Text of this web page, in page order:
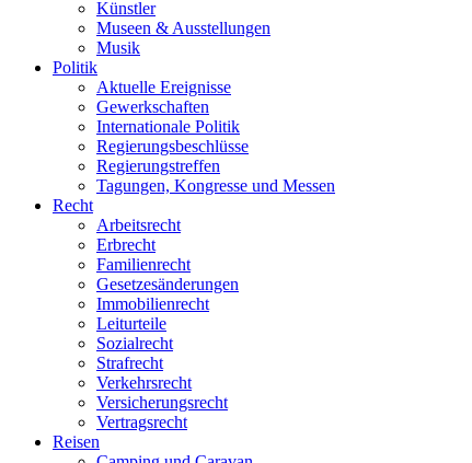
Künstler
Museen & Ausstellungen
Musik
Politik
Aktuelle Ereignisse
Gewerkschaften
Internationale Politik
Regierungsbeschlüsse
Regierungstreffen
Tagungen, Kongresse und Messen
Recht
Arbeitsrecht
Erbrecht
Familienrecht
Gesetzesänderungen
Immobilienrecht
Leiturteile
Sozialrecht
Strafrecht
Verkehrsrecht
Versicherungsrecht
Vertragsrecht
Reisen